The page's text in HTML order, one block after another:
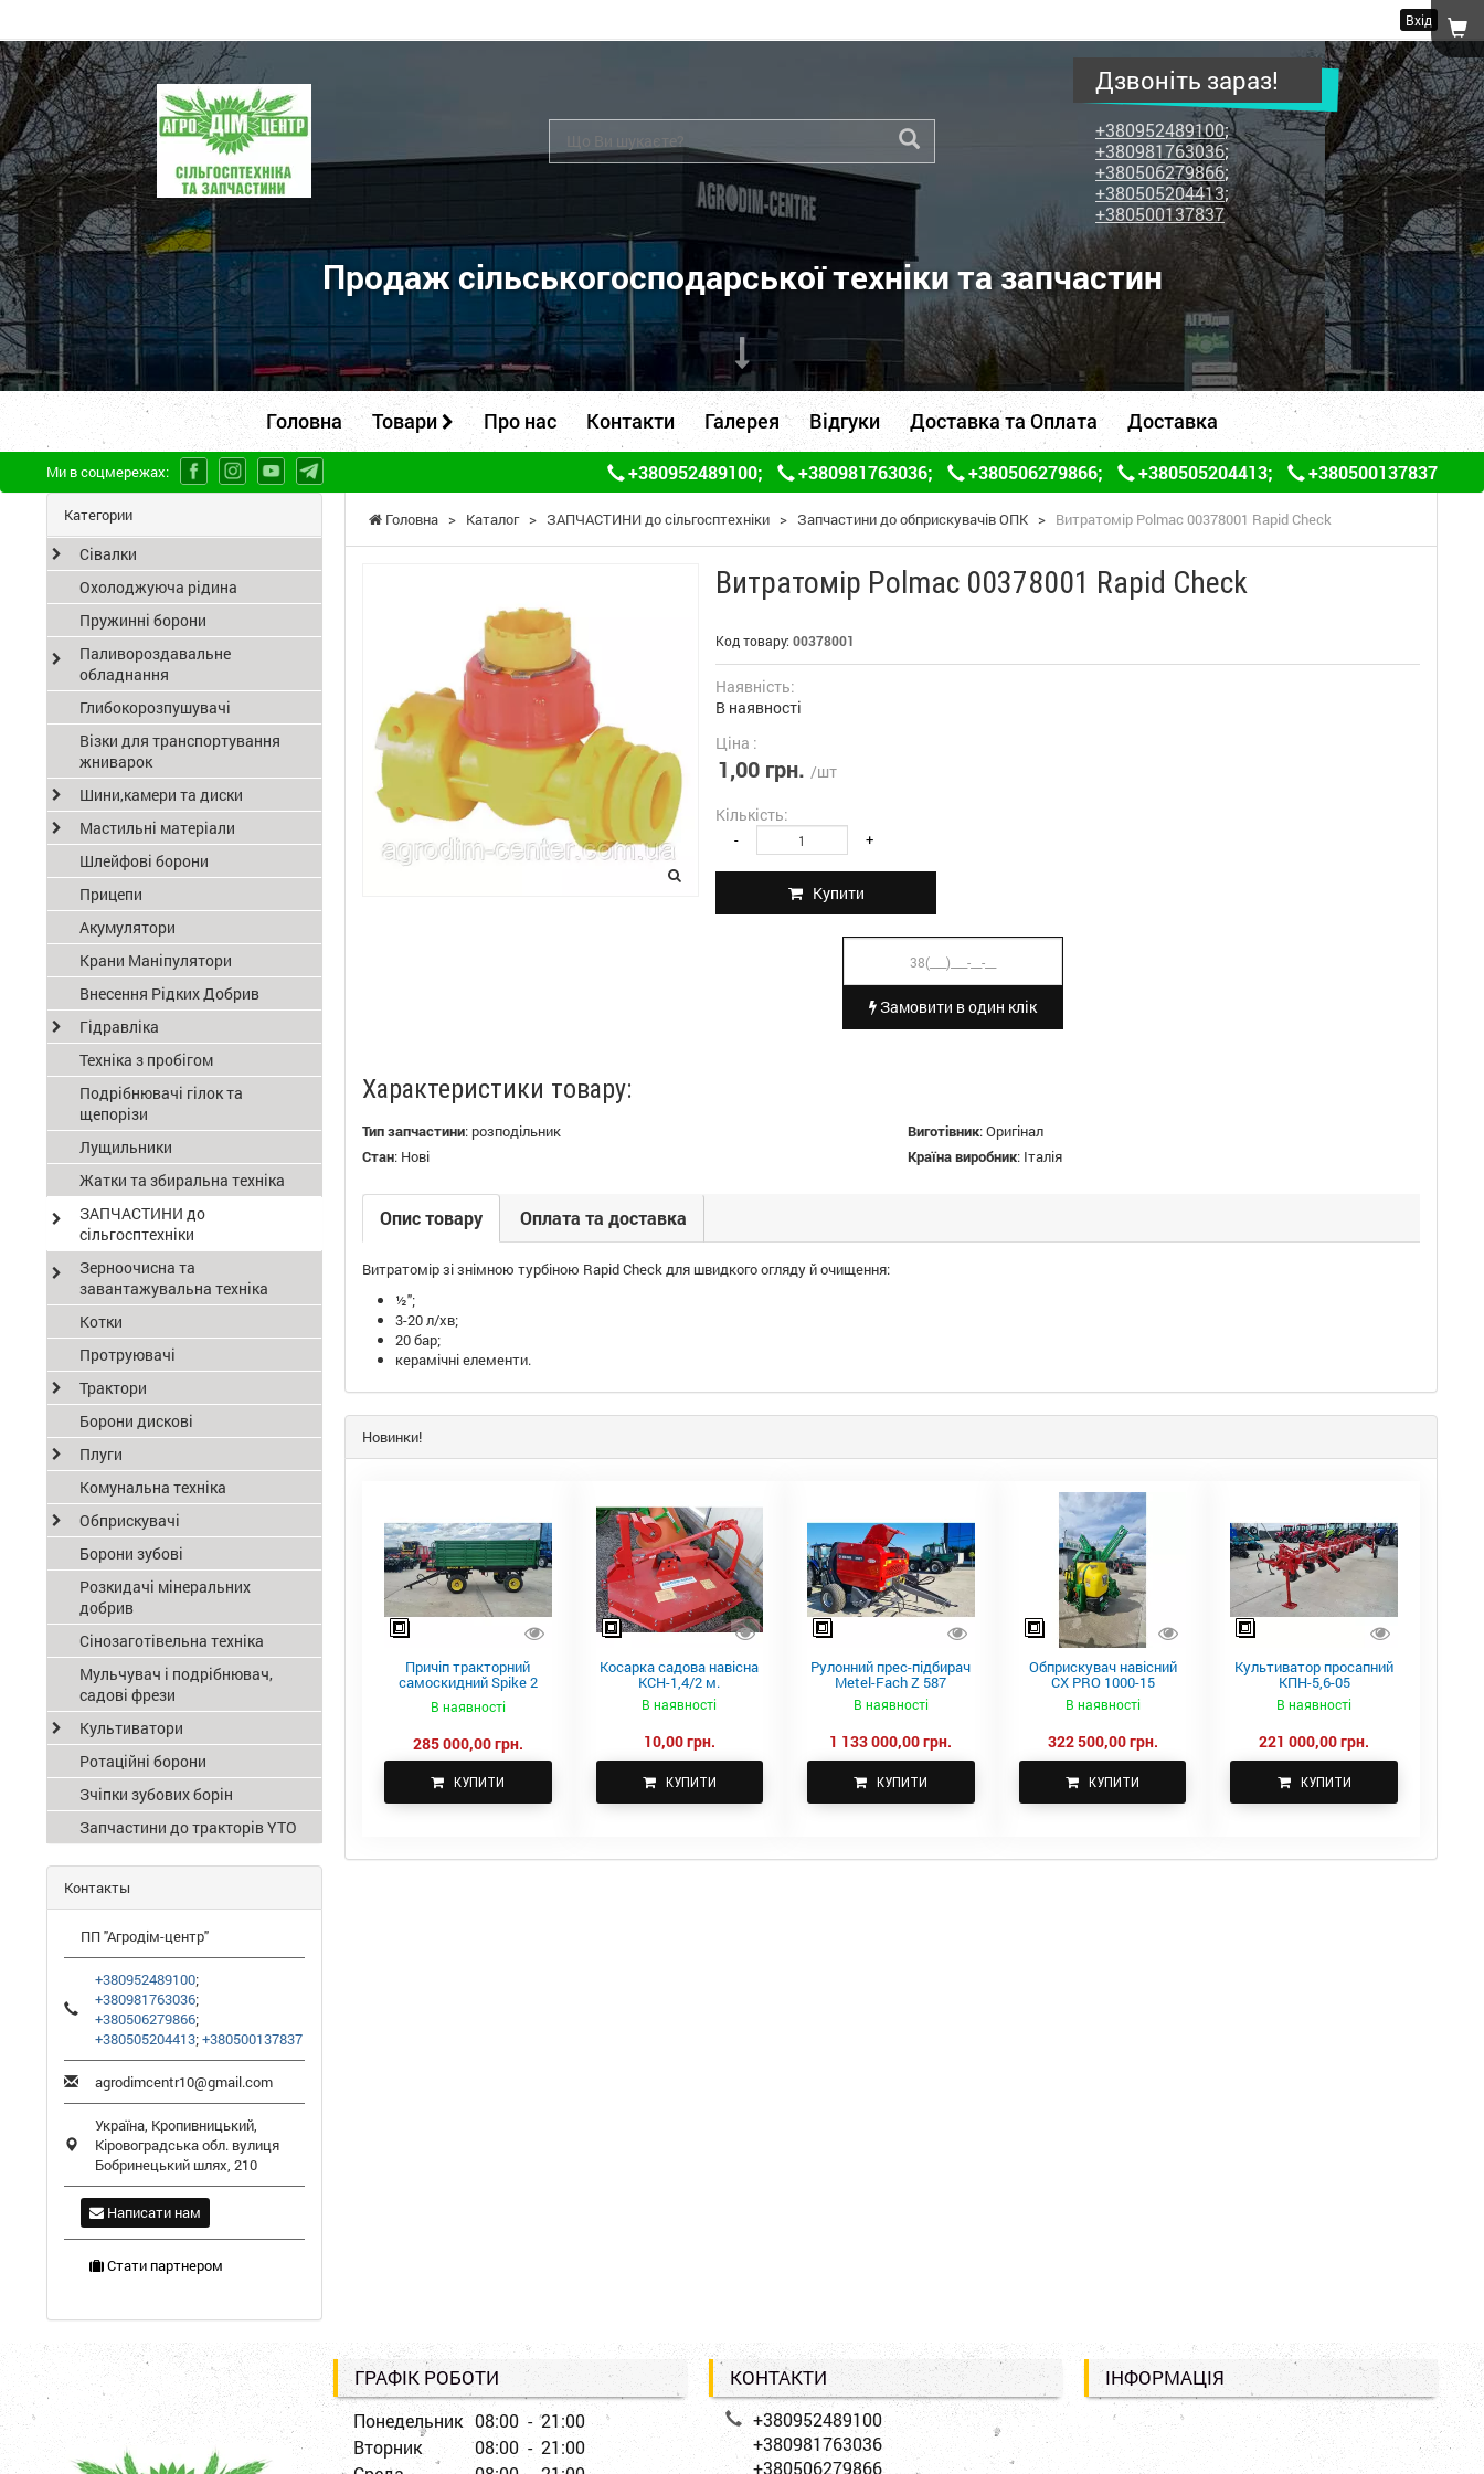
Вхід
ПП
"Агродім-
центр"
-
продаж
сільськогосподарської
техніки
та
запчастин
Дзвоніть зараз!
+380952489100;
+380981763036;
+380506279866;
+380505204413;
+380500137837
Продаж сільськогосподарської техніки та запчастин
Головна Товари Про нас Контакти Галерея Відгуки Доставка та Оплата Доставка
Ми в соцмережах: +380952489100; +380981763036; +380506279866; +380505204413; +380500137837
Головна > Каталог > ЗАПЧАСТИНИ до сільгосптехніки > Запчастини до обприскувачів ОПК > Витратомір Polmac 00378001 Rapid Check
Витратомір Polmac 00378001 Rapid Check
Код товару: 00378001
Наявність:
В наявності
Ціна :
1,00 грн. /шт
Кількість:
- +
Купити
Замовити в один клік
Характеристики товару:
Тип запчастини: розподільник Виготівник:Оригінал
Стан: Нові Країна виробник: Італія
Опис товару Оплата та доставка
Витратомір зі знімною турбіною Rapid Check для швидкого огляду й очищення:
½";
3-20 л/хв;
20 бар;
керамічні елементи.
Новинки!
Причіп тракторний
самоскидний Spike 2
В наявності
285 000,00 грн.
КУПИТИ
Косарка садова навісна
КСН-1,4/2 м.
В наявності
10,00 грн.
КУПИТИ
Рулонний прес-підбирач
Metel-Fach Z 587
В наявності
1 133 000,00 грн.
КУПИТИ
Обприскувач навісний
CX PRO 1000-15
В наявності
322 500,00 грн.
КУПИТИ
Культиватор просапний
КПН-5,6-05
В наявності
221 000,00 грн.
КУПИТИ
Категории
Сівалки
Охолоджуюча рідина
Пружинні борони
Паливороздавальне
обладнання
Глибокорозпушувачі
Візки для транспортування
жниварок
Шини,камери та диски
Мастильні матеріали
Шлейфові борони
Прицепи
Акумулятори
Крани Маніпулятори
Внесення Рідких Добрив
Гідравліка
Техніка з пробігом
Подрібнювачі гілок та
щепорізи
Лущильники
Жатки та збиральна техніка
ЗАПЧАСТИНИ до
сільгосптехніки
Зерноочисна та
завантажувальна техніка
Котки
Протруювачі
Трактори
Борони дискові
Плуги
Комунальна техніка
Обприскувачі
Борони зубові
Розкидачі мінеральних
добрив
Сінозаготівельна техніка
Мульчувач і подрібнювач,
садові фрези
Культиватори
Ротаційні борони
Зчіпки зубових борін
Запчастини до тракторів YTO
Контакты
ПП "Агродім-центр"
+380952489100;
+380981763036;
+380506279866;
+380505204413;+380500137837
agrodimcentr10@gmail.com
Україна, Кропивницький,
Кіровоградська обл. вулиця
Бобринецький шлях, 210
Написати нам
Стати партнером
ГРАФІК РОБОТИ
Понедельник 08:00 - 21:00
Вторник
08:00 - 21:00
КОНТАКТИ
+380952489100
+380981763036
+380506279866
ІНФОРМАЦІЯ